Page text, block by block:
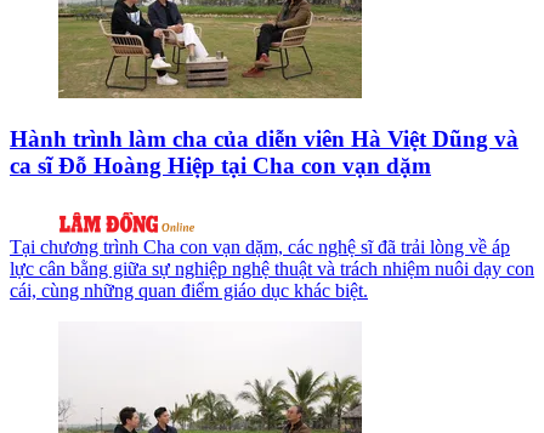
Hành trình làm cha của diễn viên Hà Việt Dũng và
ca sĩ Đỗ Hoàng Hiệp tại Cha con vạn dặm
Tại chương trình Cha con vạn dặm, các nghệ sĩ đã trải lòng về áp
lực cân bằng giữa sự nghiệp nghệ thuật và trách nhiệm nuôi dạy con
cái, cùng những quan điểm giáo dục khác biệt.